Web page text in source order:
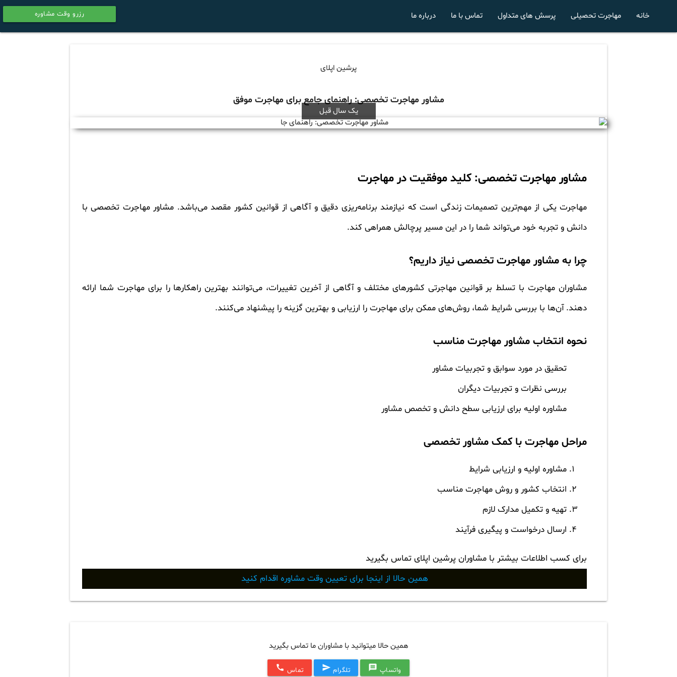
رزرو وقت مشاوره
calendar
خانه مهاجرت تحصیلی پرسش های متداول تماس با ما درباره ما
پرشین اپلای
مشاور مهاجرت تخصصی: راهنمای جامع برای مهاجرت موفق
یک سال قبل
مشاور مهاجرت تخصصی: کلید موفقیت در مهاجرت
مهاجرت یکی از مهم‌ترین تصمیمات زندگی است که نیازمند برنامه‌ریزی دقیق و آگاهی از قوانین کشور مقصد می‌باشد. مشاور مهاجرت تخصصی با
دانش و تجربه خود می‌تواند شما را در این مسیر پرچالش همراهی کند.
چرا به مشاور مهاجرت تخصصی نیاز داریم؟
مشاوران مهاجرت با تسلط بر قوانین مهاجرتی کشورهای مختلف و آگاهی از آخرین تغییرات، می‌توانند بهترین راهکارها را برای مهاجرت شما ارائه
دهند. آن‌ها با بررسی شرایط شما، روش‌های ممکن برای مهاجرت را ارزیابی و بهترین گزینه را پیشنهاد می‌کنند.
نحوه انتخاب مشاور مهاجرت مناسب
تحقیق در مورد سوابق و تجربیات مشاور
بررسی نظرات و تجربیات دیگران
مشاوره اولیه برای ارزیابی سطح دانش و تخصص مشاور
مراحل مهاجرت با کمک مشاور تخصصی
مشاوره اولیه و ارزیابی شرایط
انتخاب کشور و روش مهاجرت مناسب
تهیه و تکمیل مدارک لازم
ارسال درخواست و پیگیری فرآیند
برای کسب اطلاعات بیشتر با مشاوران پرشین اپلای تماس بگیرید
همین حالا از اینجا برای تعیین وقت مشاوره اقدام کنید
همین حالا میتوانید با مشاوران ما تماس بگیرید
واتساپ message تلگرام send تماس call